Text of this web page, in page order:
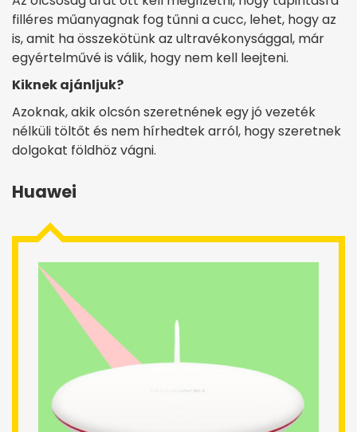
filléres műanyagnak fog tűnni a cucc, lehet, hogy az
is, amit ha összekötünk az ultravékonysággal, már
egyértelművé is válik, hogy nem kell leejteni.
Kiknek ajánljuk?
Azoknak, akik olcsón szeretnének egy jó vezeték
nélküli töltőt és nem hírhedtek arról, hogy szeretnek
dolgokat földhöz vágni.
Huawei